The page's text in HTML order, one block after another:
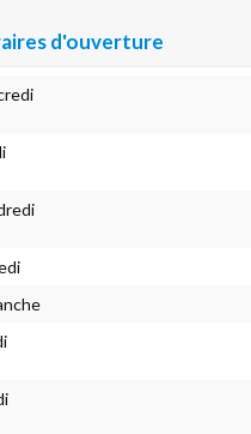
d'ouverture